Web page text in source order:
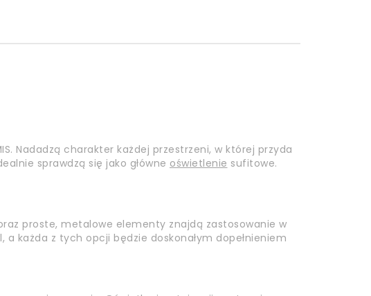
Nadadzą charakter każdej przestrzeni, w której przyda
sprawdzą się jako główne oświetlenie sufitowe.
proste, metalowe elementy znajdą zastosowanie w
każda z tych opcji będzie doskonałym dopełnieniem